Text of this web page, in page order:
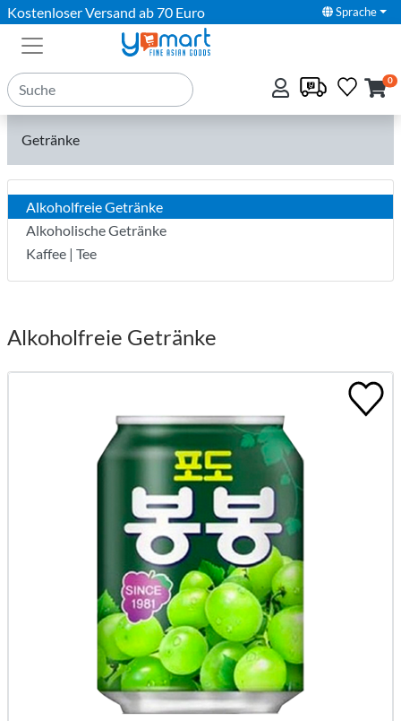
Kostenloser Versand ab 70 Euro Sprache
0
Getränke
Alkoholfreie Getränke
Alkoholische Getränke
Kaffee | Tee
Alkoholfreie Getränke